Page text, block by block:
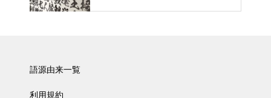
語源由来一覧
利用規約